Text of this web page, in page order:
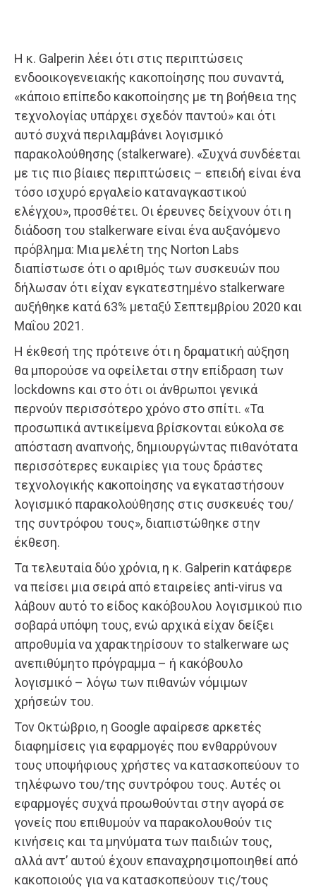
Η κ. Galperin λέει ότι στις περιπτώσεις
ενδοοικογενειακής κακοποίησης που συναντά,
«κάποιο επίπεδο κακοποίησης με τη βοήθεια της
τεχνολογίας υπάρχει σχεδόν παντού» και ότι
αυτό συχνά περιλαμβάνει λογισμικό
παρακολούθησης (stalkerware). «Συχνά συνδέεται
με τις πιο βίαιες περιπτώσεις – επειδή είναι ένα
τόσο ισχυρό εργαλείο καταναγκαστικού
ελέγχου», προσθέτει. Οι έρευνες δείχνουν ότι η
διάδοση του stalkerware είναι ένα αυξανόμενο
πρόβλημα: Μια μελέτη της Norton Labs
διαπίστωσε ότι ο αριθμός των συσκευών που
δήλωσαν ότι είχαν εγκατεστημένο stalkerware
αυξήθηκε κατά 63% μεταξύ Σεπτεμβρίου 2020 και
Μαΐου 2021.
Η έκθεσή της πρότεινε ότι η δραματική αύξηση
θα μπορούσε να οφείλεται στην επίδραση των
lockdowns και στο ότι οι άνθρωποι γενικά
περνούν περισσότερο χρόνο στο σπίτι. «Τα
προσωπικά αντικείμενα βρίσκονται εύκολα σε
απόσταση αναπνοής, δημιουργώντας πιθανότατα
περισσότερες ευκαιρίες για τους δράστες
τεχνολογικής κακοποίησης να εγκαταστήσουν
λογισμικό παρακολούθησης στις συσκευές του/
της συντρόφου τους», διαπιστώθηκε στην
έκθεση.
Τα τελευταία δύο χρόνια, η κ. Galperin κατάφερε
να πείσει μια σειρά από εταιρείες anti-virus να
λάβουν αυτό το είδος κακόβουλου λογισμικού πιο
σοβαρά υπόψη τους, ενώ αρχικά είχαν δείξει
απροθυμία να χαρακτηρίσουν το stalkerware ως
ανεπιθύμητο πρόγραμμα – ή κακόβουλο
λογισμικό – λόγω των πιθανών νόμιμων
χρήσεών του.
Τον Οκτώβριο, η Google αφαίρεσε αρκετές
διαφημίσεις για εφαρμογές που ενθαρρύνουν
τους υποψήφιους χρήστες να κατασκοπεύουν το
τηλέφωνο του/της συντρόφου τους. Αυτές οι
εφαρμογές συχνά προωθούνται στην αγορά σε
γονείς που επιθυμούν να παρακολουθούν τις
κινήσεις και τα μηνύματα των παιδιών τους,
αλλά αντ’ αυτού έχουν επαναχρησιμοποιηθεί από
κακοποιούς για να κατασκοπεύουν τις/τους